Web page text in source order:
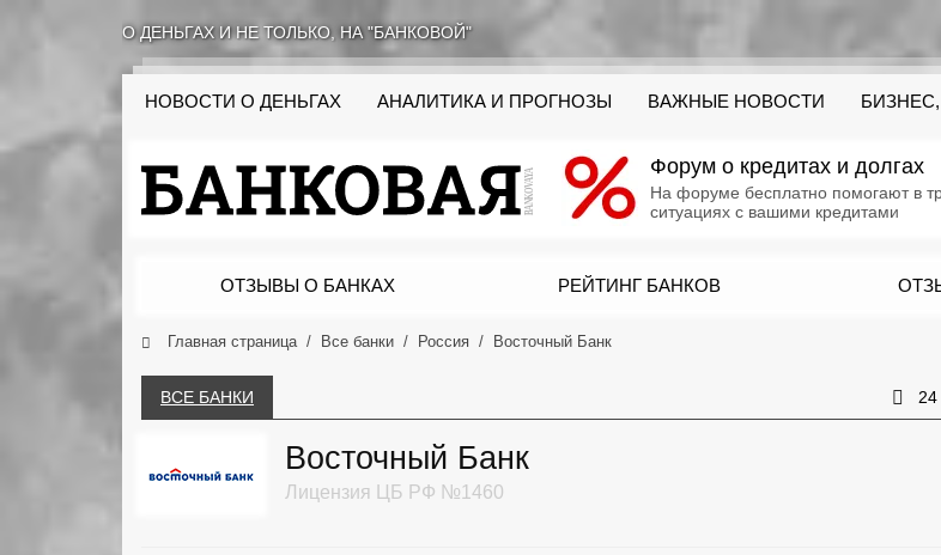
О ДЕНЬГАХ И НЕ ТОЛЬКО, НА "БАНКОВОЙ"
НОВОСТИ О ДЕНЬГАХ АНАЛИТИКА И ПРОГНОЗЫ ВАЖНЫЕ НОВОСТИ
Форум о кредитах и долгах
На форуме бесплатно помогают в
ситуациях с вашими кредитами
ОТЗЫВЫ О БАНКАХ РЕЙТИНГ БАНКОВ
Главная страница Все банки Россия Восточный Банк
ВСЕ БАНКИ
Восточный Банк
Лицензия ЦБ РФ №1460